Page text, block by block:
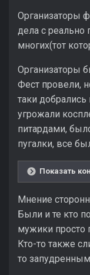
Организаторы
дела с
многих(тот
Организаторы
Фест провели,
таки
угрожали
питардами,
пугалки, все
Показать
Мнение
Были и те кто
мужики просто
Кто-то также
то